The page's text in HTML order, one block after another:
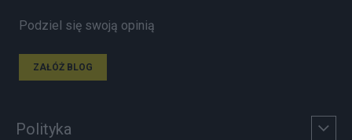
Podziel się swoją opinią
ZAŁÓŻ BLOG
Polityka